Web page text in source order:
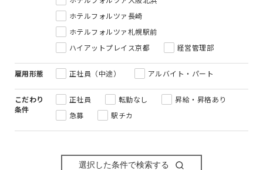
ホテルフォルツァ長崎
ホテルフォルツァ札幌駅前
ハイアットプレイス京都
経営管理部
雇用形態 正社員（中途） アルバイト・パート
こだわり
条件
正社員 転勤なし
昇給・昇格あり
急募
駅チカ
選択した条件で検索する